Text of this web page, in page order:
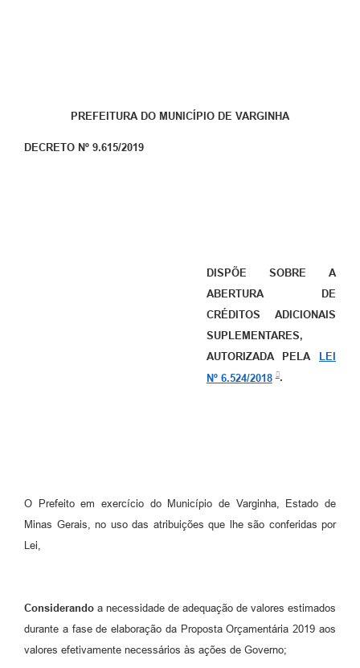
PREFEITURA DO MUNICÍPIO DE VARGINHA
DECRETO Nº 9.615/2019
DISPÕE SOBRE A
ABERTURA DE
CRÉDITOS ADICIONAIS
SUPLEMENTARES,
AUTORIZADA PELA
LEI
Nº 6.524/2018 .
O Prefeito em exercício do Município de Varginha, Estado de
Minas Gerais, no uso das atribuições que lhe são conferidas por
Lei,
Considerando a necessidade de adequação de valores estimados
durante a fase de elaboração da Proposta Orçamentária 2019 aos
valores efetivamente necessários às ações de Governo;